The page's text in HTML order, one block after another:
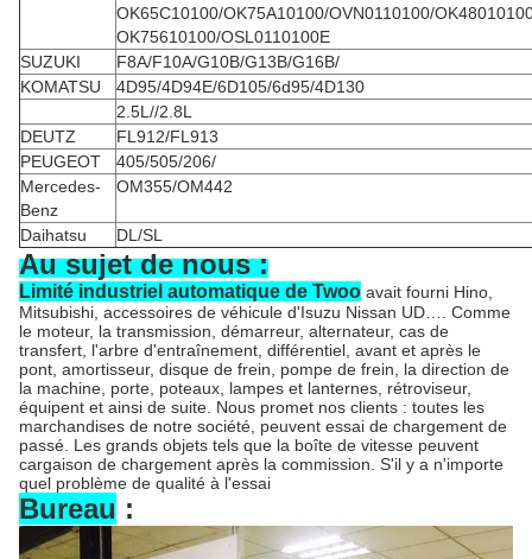
OK65C10100/OK75A10100/OVN0110100/
OK75610100/OSL0110100E
SUZUKI
F8A/F10A/G10B/G13B/G16B/
KOMATSU
4D95/4D94E/6D105/6d95/4D130
2.5L//2.8L
DEUTZ
FL912/FL913
PEUGEOT
405/505/206/
Mercedes-
Benz
OM355/OM442
Daihatsu DL/SL
Au sujet de nous :
Limité industriel automatique de Twoo avait fourni Hino,
Mitsubishi, accessoires de véhicule d'Isuzu Nissan UD…. Comme
le moteur, la transmission, démarreur, alternateur, cas de
transfert, l'arbre d'entraînement, différentiel, avant et après le
pont, amortisseur, disque de frein, pompe de frein, la direction de
la machine, porte, poteaux, lampes et lanternes, rétroviseur,
équipent et ainsi de suite. Nous promet nos clients : toutes les
marchandises de notre société, peuvent essai de chargement de
passé. Les grands objets tels que la boîte de vitesse peuvent
cargaison de chargement après la commission. S'il y a n'importe
quel problème de qualité à l'essai
Bureau :